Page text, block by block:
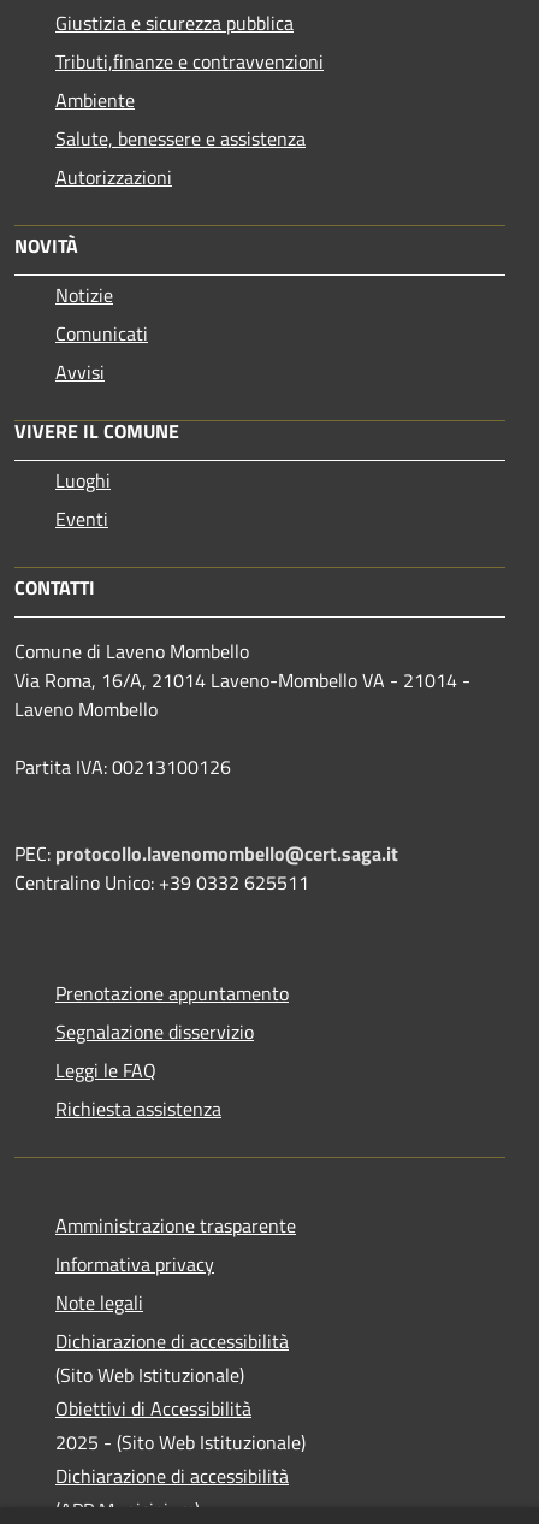
Giustizia e sicurezza pubblica
Tributi,finanze e contravvenzioni
Ambiente
Salute, benessere e assistenza
Autorizzazioni
NOVITÀ
Notizie
Comunicati
Avvisi
VIVERE IL COMUNE
Luoghi
Eventi
CONTATTI
Comune di Laveno Mombello
Via Roma, 16/A, 21014 Laveno-Mombello VA - 21014 -
Laveno Mombello
Partita IVA: 00213100126
PEC: protocollo.lavenomombello@cert.saga.it
Centralino Unico: +39 0332 625511
Prenotazione appuntamento
Segnalazione disservizio
Leggi le FAQ
Richiesta assistenza
Amministrazione trasparente
Informativa privacy
Note legali
Dichiarazione di accessibilità
(Sito Web Istituzionale)
Obiettivi di Accessibilità
2025 - (Sito Web Istituzionale)
Dichiarazione di accessibilità
(APP Municipium)